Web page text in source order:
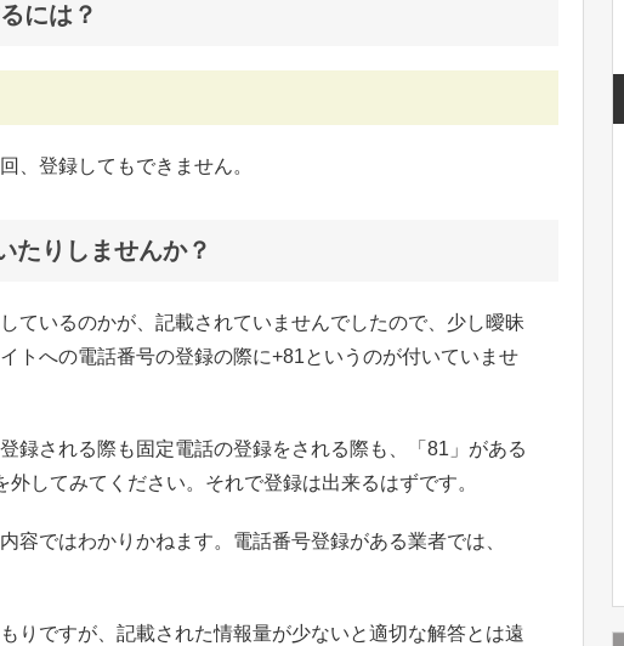
には？
、登録してもできません。
たりしませんか？
ているのかが、記載されていませんでしたので、少し曖昧
トへの電話番号の登録の際に+81というのが付いていませ
録される際も固定電話の登録をされる際も、「81」がある
してみてください。それで登録は出来るはずです。
容ではわかりかねます。電話番号登録がある業者では、
りですが、記載された情報量が少ないと適切な解答とは遠